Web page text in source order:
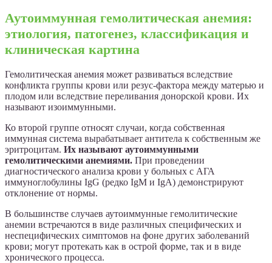
Аутоиммунная гемолитическая анемия:
этиология, патогенез, классификация и
клиническая картина
Гемолитическая анемия может развиваться вследствие
конфликта группы крови или резус-фактора между матерью и
плодом или вследствие переливания донорской крови. Их
называют изоиммунными.
Ко второй группе относят случаи, когда собственная
иммунная система вырабатывает антитела к собственным же
эритроцитам. Их называют аутоиммунными
гемолитическими анемиями. При проведении
диагностического анализа крови у больных с АГА
иммуноглобулины IgG (редко IgM и IgA) демонстрируют
отклонение от нормы.
В большинстве случаев аутоиммунные гемолитические
анемии встречаются в виде различных специфических и
неспецифических симптомов на фоне других заболеваний
крови; могут протекать как в острой форме, так и в виде
хронического процесса.